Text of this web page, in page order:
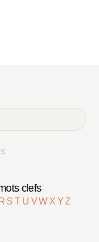
clefs
R ST U VW X YZ